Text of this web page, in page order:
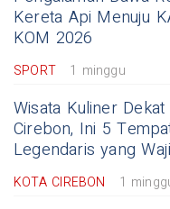
Kereta Api Menuju
KOM 2026
SPORT 1 minggu
Wisata Kuliner Dekat
Cirebon, Ini 5
Legendaris yang
KOTA CIREBON 1